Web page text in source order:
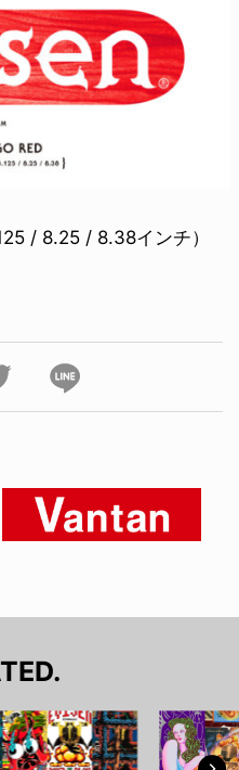
/ 8.25 / 8.38インチ）